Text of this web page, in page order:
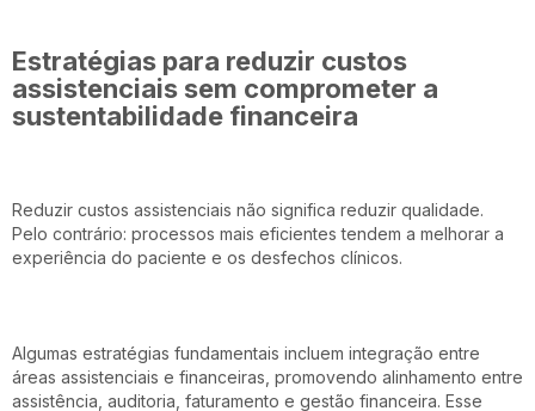
Estratégias para reduzir custos
assistenciais sem comprometer a
sustentabilidade financeira
Reduzir custos assistenciais não significa reduzir qualidade.
Pelo contrário: processos mais eficientes tendem a melhorar a
experiência do paciente e os desfechos clínicos.
Algumas estratégias fundamentais incluem integração entre
áreas assistenciais e financeiras, promovendo alinhamento entre
assistência, auditoria, faturamento e gestão financeira. Esse